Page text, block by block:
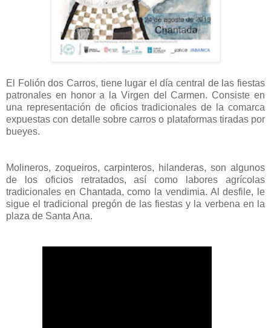
El Folión dos Carros, tiene lugar el día central de las fiestas
patronales en honor a la Virgen del Carmen. Consiste en
una representación de oficios tradicionales de la comarca
expuestas con detalle sobre carros o plataformas tiradas por
bueyes.
Molineros, zoqueiros, carpinteros, hilanderas, son algunos
de los oficios retratados, así como labores agrícolas
tradicionales en Chantada, como la vendimia. Al desfile, le
sigue el tradicional pregón de las fiestas y la verbena en la
plaza de Santa Ana.